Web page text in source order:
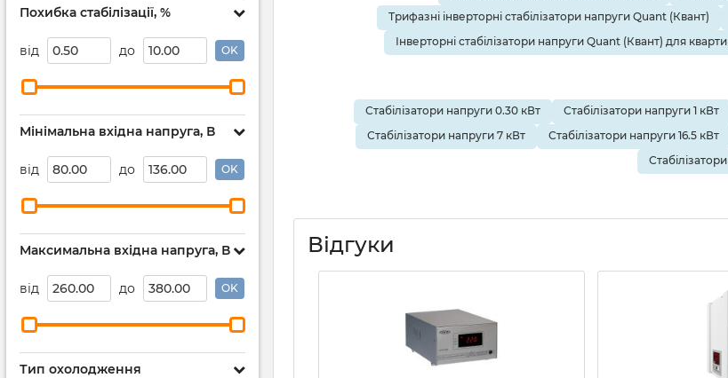
Похибка стабілізації, %
від до OK
Мінімальна вхідна напруга, В
від до OK
Максимальна вхідна напруга, В
від до OK
Тип охолодження
Трифазні інверторні стабілізатори напруги Quant (Квант)
Інверторні стабілізатори напруги Quant (Квант) для
Стабілізатори напруги 0.30 кВт Стабілізатори напруги 1 кВт
Стабілізатори напруги 7 кВт
Стабілізатори напруги 16.5 кВт
Відгуки